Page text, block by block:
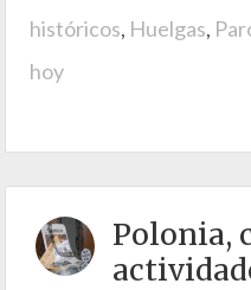
históricos, Huelgas,
hoy
Polonia,